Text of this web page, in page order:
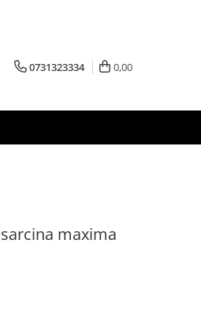
0731323334 0,00
maxima